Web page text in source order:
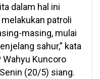
dalam hal ini
patroli
masing, mulai
sahur,” kata
Wahyu Kuncoro
(20/5) siang.